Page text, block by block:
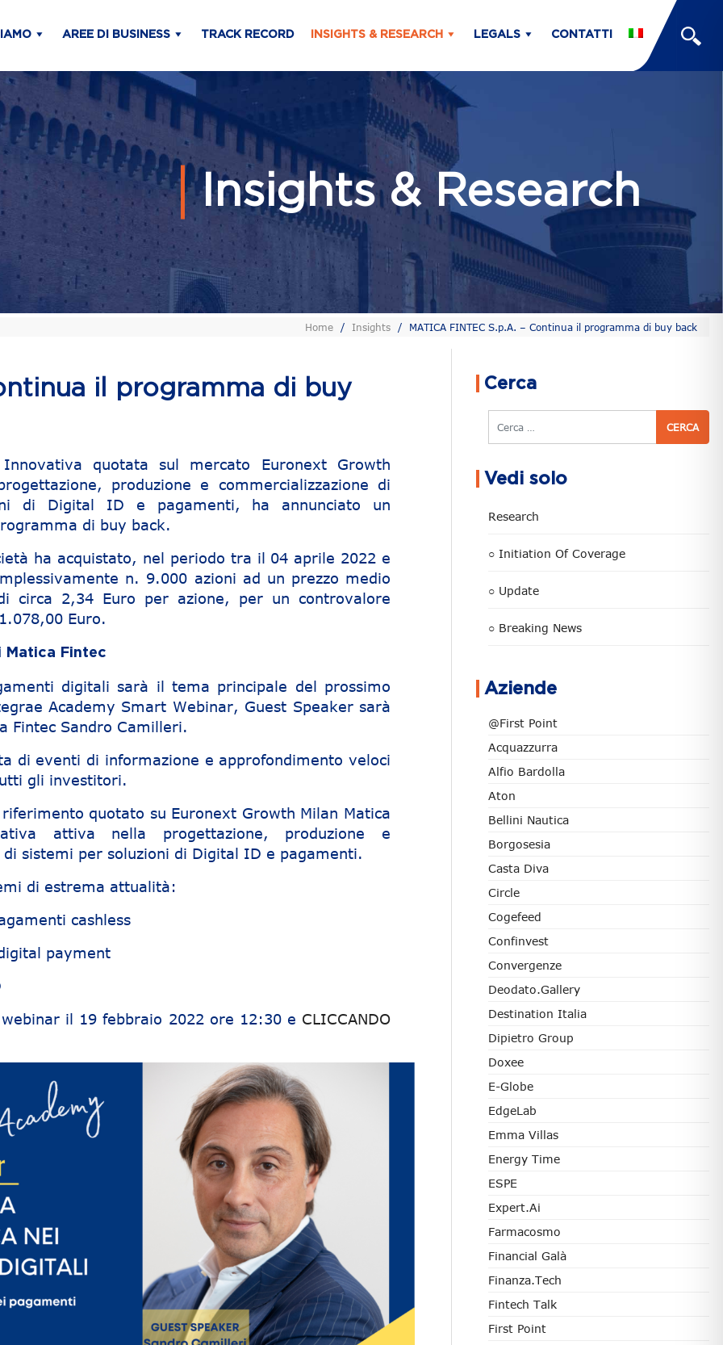
AREE DI BUSINESS TRACK RECORD INSIGHTS & RESEARCH LEGALS CONTATTI
Insights & Research
Home / Insights / MATICA FINTEC S.p.A. – Continua il programma di buy back
il programma di buy
quotata sul mercato Euronext Growth
produzione e commercializzazione di
di Digital ID e pagamenti, ha annunciato un
di buy back.
ha acquistato, nel periodo tra il 04 aprile 2022 e
n. 9.000 azioni ad un prezzo medio
circa 2,34 Euro per azione, per un controvalore
Euro.
Matica Fintec
digitali sarà il tema principale del prossimo
Academy Smart Webinar, Guest Speaker sarà
Fintec Sandro Camilleri.
di eventi di informazione e approfondimento veloci
gli investitori.
quotato su Euronext Growth Milan Matica
attiva nella progettazione, produzione e
di sistemi per soluzioni di Digital ID e pagamenti.
di estrema attualità:
cashless
payment
il 19 febbraio 2022 ore 12:30 e CLICCANDO
Cerca
Cerca
Vedi solo
Research
○ Initiation Of Coverage
○ Update
○ Breaking News
Aziende
@First Point
Acquazzurra
Alfio Bardolla
Aton
Bellini Nautica
Borgosesia
Casta Diva
Circle
Cogefeed
Confinvest
Convergenze
Deodato.Gallery
Destination Italia
Dipietro Group
Doxee
E-Globe
EdgeLab
Emma Villas
Energy Time
ESPE
Expert.ai
Farmacosmo
Financial Galà
Finanza.tech
Fintech Talk
First Point